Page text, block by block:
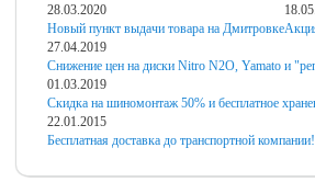
28.03.2020
Новый пункт выдачи товара на Дмитровке
27.04.2019
Снижение цен на диски Nitro N2O, Yamato и
01.03.2019
Скидка на шиномонтаж 50% и бесплатное
22.01.2015
Бесплатная доставка до транспортной компании!